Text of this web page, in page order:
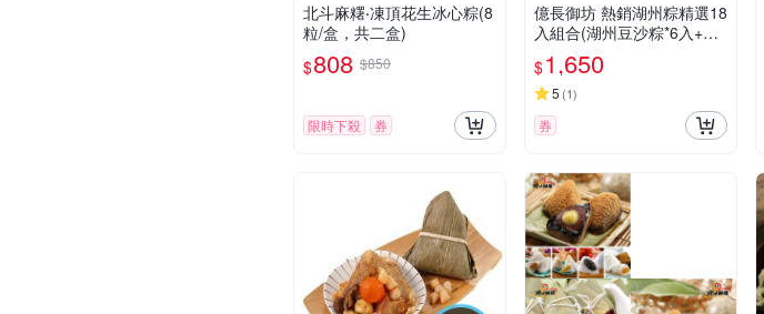
北斗麻糬‧凍頂花生冰心粽(8
粒/盒，共二盒)
$808 $850
限時下殺 券
億長御坊 熱銷湖州粽精選18
入組合(湖州豆沙粽*6入+湖
州香菇蛋黃鮮肉粽*6入+湖
州粽鮮肉粽*6入)
$1,650
5 (1)
券